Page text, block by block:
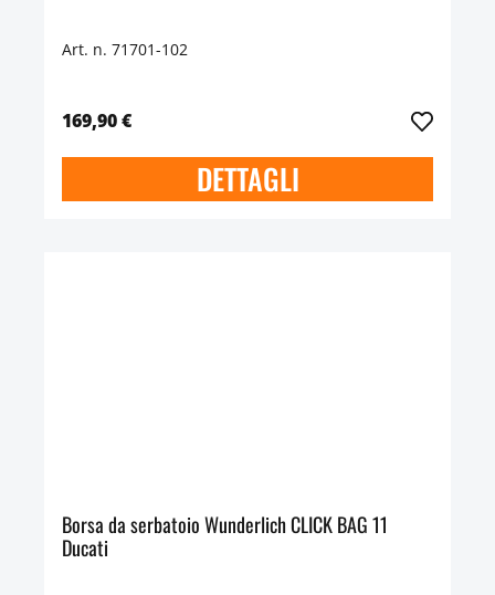
Art. n. 71701-102
169,90 €
DETTAGLI
Borsa da serbatoio Wunderlich CLICK BAG 11
Ducati